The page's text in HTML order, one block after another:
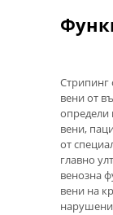
Стрипинг
вени от
определи
вени,
от
главно
венозна
вени на